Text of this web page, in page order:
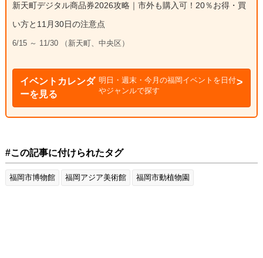
新天町デジタル商品券2026攻略｜市外も購入可！20％お得・買
い方と11月30日の注意点
6/15 ～ 11/30 （新天町、中央区）
イベントカレンダ
ーを見る
明日・週末・今月の福岡イベントを日付
やジャンルで探す
#この記事に付けられたタグ
福岡市博物館 福岡アジア美術館 福岡市動植物園